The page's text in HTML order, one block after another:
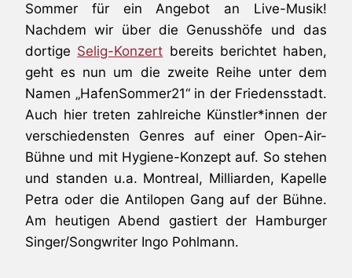
Sommer für ein Angebot an Live-Musik!
Nachdem wir über die Genusshöfe und das
dortige Selig-Konzert bereits berichtet haben,
geht es nun um die zweite Reihe unter dem
Namen „HafenSommer21“ in der Friedensstadt.
Auch hier treten zahlreiche Künstler*innen der
verschiedensten Genres auf einer Open-Air-
Bühne und mit Hygiene-Konzept auf. So stehen
und standen u.a. Montreal, Milliarden, Kapelle
Petra oder die Antilopen Gang auf der Bühne.
Am heutigen Abend gastiert der Hamburger
Singer/Songwriter Ingo Pohlmann.